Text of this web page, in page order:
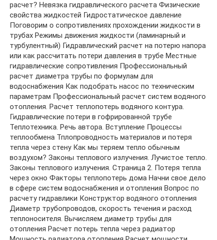
расчет? Невязка гидравлического расчета Физические
свойства жидкостей Гидростатическое давление
Поговорим о сопротивлениях прохождении жидкости в
трубах Режимы движения жидкости (ламинарный и
турбулентный) Гидравлический расчет на потерю напора
или как рассчитать потери давления в трубе Местные
гидравлические сопротивления Профессиональный
расчет диаметра трубы по формулам для
водоснабжения Как подобрать насос по техническим
параметрам Профессиональный расчет систем водяного
отопления. Расчет теплопотерь водяного контура.
Гидравлические потери в гофрированной трубе
Теплотехника. Речь автора. Вступление Процессы
теплообмена Тплопроводность материалов и потеря
тепла через стену Как мы теряем тепло обычным
воздухом? Законы теплового излучения. Лучистое тепло.
Законы теплового излучения. Страница 2. Потеря тепла
через окно Факторы теплопотерь дома Начни свое дело
в сфере систем водоснабжения и отопления Вопрос по
расчету гидравлики Конструктор водяного отопления
Диаметр трубопроводов, скорость течения и расход
теплоносителя. Вычисляем диаметр трубы для
отопления Расчет потерь тепла через радиатор